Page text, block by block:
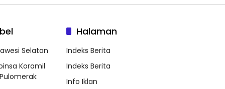
Selatan
Koramil
Halaman
Indeks Berita
Indeks Berita
Info Iklan